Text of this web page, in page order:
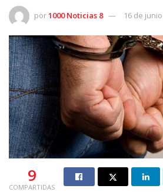
por1000 Noticias 8 16 de
9
COMPARTIDAS